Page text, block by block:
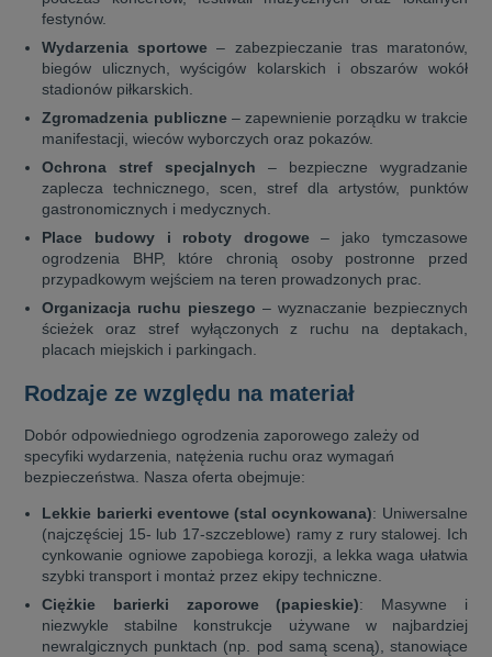
festynów.
Wydarzenia sportowe – zabezpieczanie tras maratonów,
biegów ulicznych, wyścigów kolarskich i obszarów wokół
stadionów piłkarskich.
Zgromadzenia publiczne– zapewnienie porządku w trakcie
manifestacji, wieców wyborczych oraz pokazów.
Ochrona stref specjalnych – bezpieczne wygradzanie
zaplecza technicznego, scen, stref dla artystów, punktów
gastronomicznych i medycznych.
Place budowy i roboty drogowe– jako tymczasowe
ogrodzenia BHP, które chronią osoby postronne przed
przypadkowym wejściem na teren prowadzonych prac.
Organizacja ruchu pieszego – wyznaczanie bezpiecznych
ścieżek oraz stref wyłączonych z ruchu na deptakach,
placach miejskich i parkingach.
Rodzaje ze względu na materiał
Dobór odpowiedniego ogrodzenia zaporowego zależy od
specyfiki wydarzenia, natężenia ruchu oraz wymagań
bezpieczeństwa. Nasza oferta obejmuje:
Lekkie barierki eventowe (stal ocynkowana): Uniwersalne
(najczęściej 15- lub 17-szczeblowe) ramy z rury stalowej. Ich
cynkowanie ogniowe zapobiega korozji, a lekka waga ułatwia
szybki transport i montaż przez ekipy techniczne.
Ciężkie barierki zaporowe (papieskie): Masywne i
niezwykle stabilne konstrukcje używane w najbardziej
newralgicznych punktach (np. pod samą sceną), stanowiące